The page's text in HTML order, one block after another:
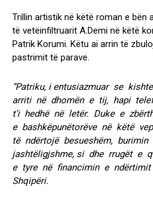
Trillin artistik në këtë roman e bën
të vetëinfiltruarit A.Demi në këtë
Patrik Korumi. Këtu ai arrin të
pastrimit të parave.
“Patriku, i entusiazmuar se
arriti në dhomën e tij, hapi
t’i hedhë në letër. Duke e
e bashkëpunëtorëve në këtë
të ndërtojë besueshëm,
jashtëligjshme, si dhe rrugët e
e tyre në financimin e
Shqipëri.